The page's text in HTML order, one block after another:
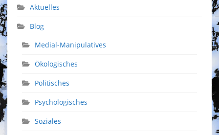
Aktuelles
Blog
Medial-Manipulatives
Ökologisches
Politisches
Psychologisches
Soziales